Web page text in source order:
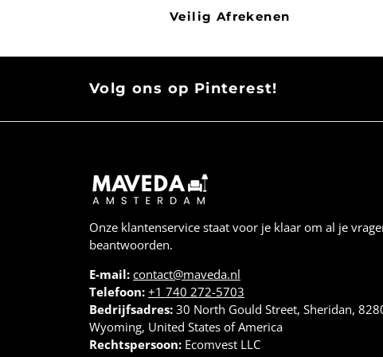
Veilig Afrekenen
Volg ons op Pinterest!
Onze klantenservice staat voor je klaar om al je
beantwoorden.
E-mail: contact@maveda.nl
Telefoon: +1 740 272-5703
Bedrijfsadres: 30 North Gould Street, Sheridan,
Wyoming, United States of America
Rechtspersoon: Ecomvest LLC